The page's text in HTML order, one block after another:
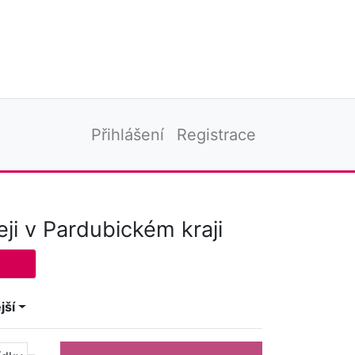
Přihlášení Registrace
v Pardubickém kraji